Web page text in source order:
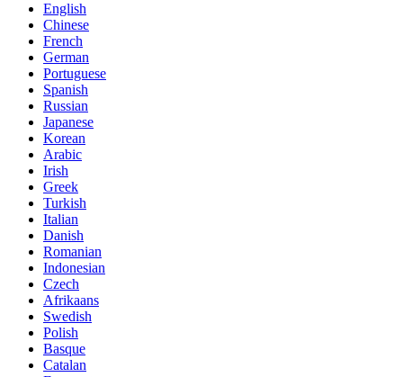
English
Chinese
French
German
Portuguese
Spanish
Russian
Japanese
Korean
Arabic
Irish
Greek
Turkish
Italian
Danish
Romanian
Indonesian
Czech
Afrikaans
Swedish
Polish
Basque
Catalan